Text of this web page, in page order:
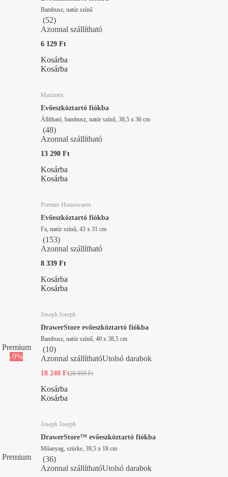
Bambusz, natúr színű
(52)
Azonnal szállítható
6 129 Ft
Kosárba
Kosárba
Maximex
Evőeszköztartó fiókba
Állítható, bambusz, natúr színű, 38,5 x 36 cm
(48)
Azonnal szállítható
13 290 Ft
Kosárba
Kosárba
Premier Housewares
Evőeszköztartó fiókba
Fa, natúr színű, 43 x 31 cm
(153)
Azonnal szállítható
8 339 Ft
Kosárba
Kosárba
Premium
-9%
Joseph Joseph
DrawerStore evőeszköztartó fiókba
Bambusz, natúr színű, 40 x 38,5 cm
(10)
Azonnal szállíthatóUtolsó darabok
18 240 Ft20 059 Ft
Kosárba
Kosárba
Premium
Joseph Joseph
DrawerStore™ evőeszköztartó fiókba
Műanyag, szürke, 39,5 x 18 cm
(36)
Azonnal szállíthatóUtolsó darabok